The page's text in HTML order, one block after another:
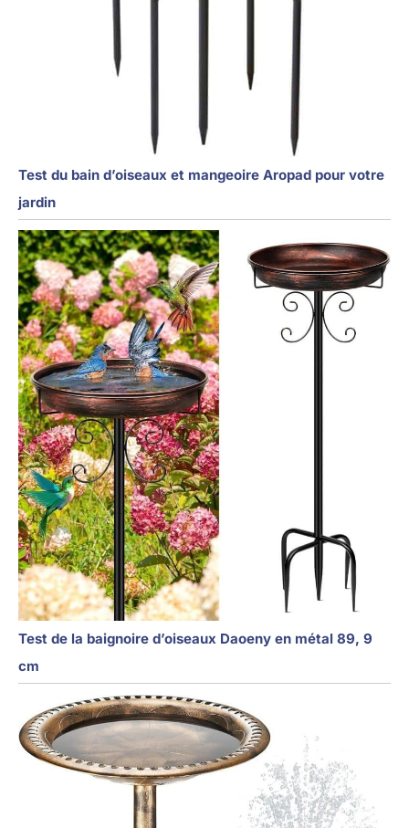
Test du bain d’oiseaux et mangeoire Aropad pour votre
jardin
Test de la baignoire d’oiseaux Daoeny en métal 89, 9
cm